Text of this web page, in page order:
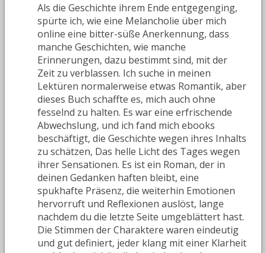
Als die Geschichte ihrem Ende entgegenging,
spürte ich, wie eine Melancholie über mich
online eine bitter-süße Anerkennung, dass
manche Geschichten, wie manche
Erinnerungen, dazu bestimmt sind, mit der
Zeit zu verblassen. Ich suche in meinen
Lektüren normalerweise etwas Romantik, aber
dieses Buch schaffte es, mich auch ohne
fesselnd zu halten. Es war eine erfrischende
Abwechslung, und ich fand mich ebooks
beschäftigt, die Geschichte wegen ihres Inhalts
zu schätzen, Das helle Licht des Tages wegen
ihrer Sensationen. Es ist ein Roman, der in
deinen Gedanken haften bleibt, eine
spukhafte Präsenz, die weiterhin Emotionen
hervorruft und Reflexionen auslöst, lange
nachdem du die letzte Seite umgeblättert hast.
Die Stimmen der Charaktere waren eindeutig
und gut definiert, jeder klang mit einer Klarheit